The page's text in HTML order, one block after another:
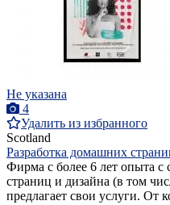
Не указана
4
Удалить из избранного
Scotland
Pазработкa домашних
Фирма с более 6 лет опыта с
страниц и дизайна (в том
предлагает свои услуги. От